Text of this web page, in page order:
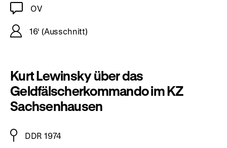
OV
16‘ (Ausschnitt)
Kurt Lewinsky über das
Geldfälscherkommando im KZ
Sachsenhausen
DDR 1974